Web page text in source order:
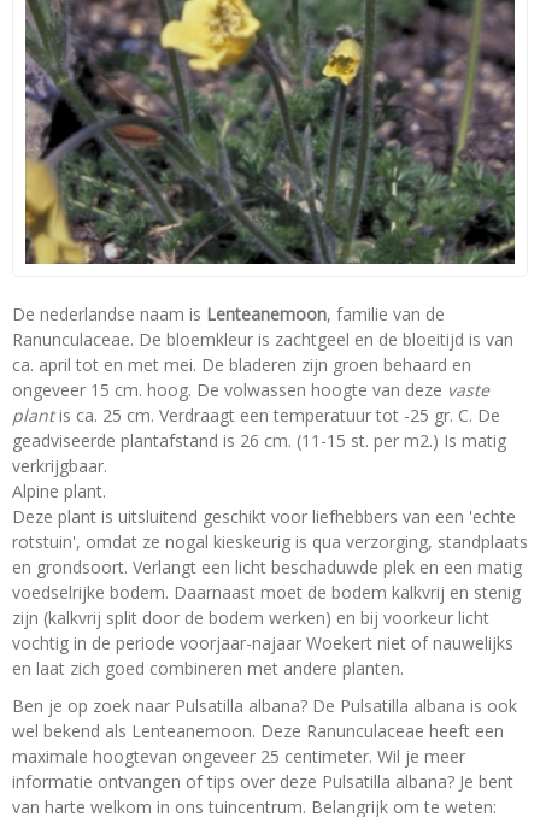
De nederlandse naam is Lenteanemoon, familie van de
Ranunculaceae. De bloemkleur is zachtgeel en de bloeitijd is van
ca. april tot en met mei. De bladeren zijn groen behaard en
ongeveer 15 cm. hoog. De volwassen hoogte van deze vaste
plantis ca. 25 cm. Verdraagt een temperatuur tot -25 gr. C. De
geadviseerde plantafstand is 26 cm. (11-15 st. per m2.) Is matig
verkrijgbaar.
Alpine plant.
Deze plant is uitsluitend geschikt voor liefhebbers van een 'echte
rotstuin', omdat ze nogal kieskeurig is qua verzorging, standplaats
en grondsoort. Verlangt een licht beschaduwde plek en een matig
voedselrijke bodem. Daarnaast moet de bodem kalkvrij en stenig
zijn (kalkvrij split door de bodem werken) en bij voorkeur licht
vochtig in de periode voorjaar-najaar Woekert niet of nauwelijks
en laat zich goed combineren met andere planten.
Ben je op zoek naar Pulsatilla albana? De Pulsatilla albana is ook
wel bekend als Lenteanemoon. Deze Ranunculaceae heeft een
maximale hoogtevan ongeveer 25 centimeter. Wil je meer
informatie ontvangen of tips over deze Pulsatilla albana? Je bent
van harte welkom in ons tuincentrum. Belangrijk om te weten: